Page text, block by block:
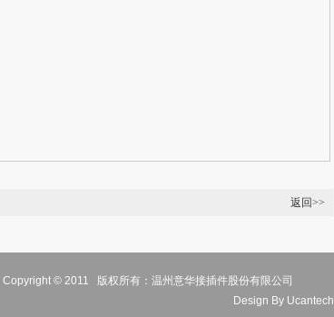
返回>>
Copyright © 2011 版权所有：温州意华接插件股份有限公司
Design By Ucantech